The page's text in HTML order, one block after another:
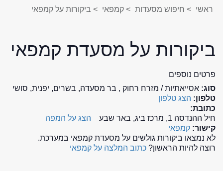
ראשי > חיפוש מסעדות > קמפאי > ביקורות על קמפאי
ביקורות על מסעדת קמפאי
פרטים נוספים
סוג: אסייאתיות / מזרח רחוק , בר מסעדה, בשרים, יפנית, סושי
טלפון: הצג טלפון
כתובת:
חיל ההנדסה 1, מרכז ביג, באר שבע
הצג על המפה
קישור: קמפאי
לא נמצאו ביקורות גולשים על מסעדת קמפאי במערכת.
רוצה להיות הראשון? כתוב המלצה על קמפאי